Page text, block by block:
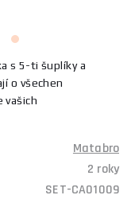
s 5-ti šuplíky a
o všechen
vašich
Matabro
2 roky
SET-CA01009